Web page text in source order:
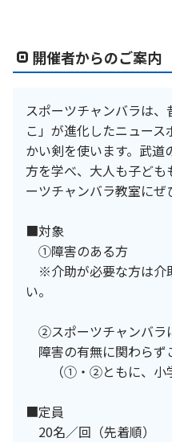
開催者からのご案内
スポーツチャンバラは
こ」が進化したニュー
かい剣を使います。武
方を学べ、大人も子ど
ーツチャンバラ教室にぜ
■対象
①障害のある方
※介助が必要な方は介
い。
②スポーツチャンバラ
障害の有無に関わらず
（①・②ともに、小学
■定員
20名／回（先着順）